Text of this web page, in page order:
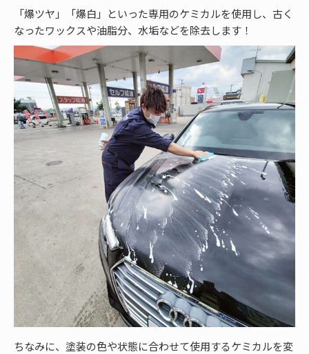
「爆ツヤ」「爆白」といった専用のケミカルを使用し、古く
なったワックスや油脂分、水垢などを除去します！
ちなみに、塗装の色や状態に合わせて使用するケミカルを変